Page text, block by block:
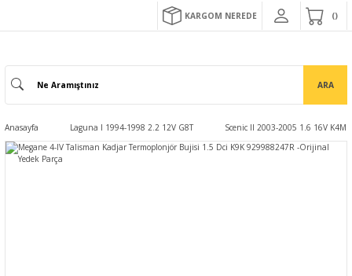
KARGOM NEREDE
ARA
Anasayfa Laguna I 1994-1998 2.2 12V G8T Scenic II 2003-2005 1.6 16V K4M